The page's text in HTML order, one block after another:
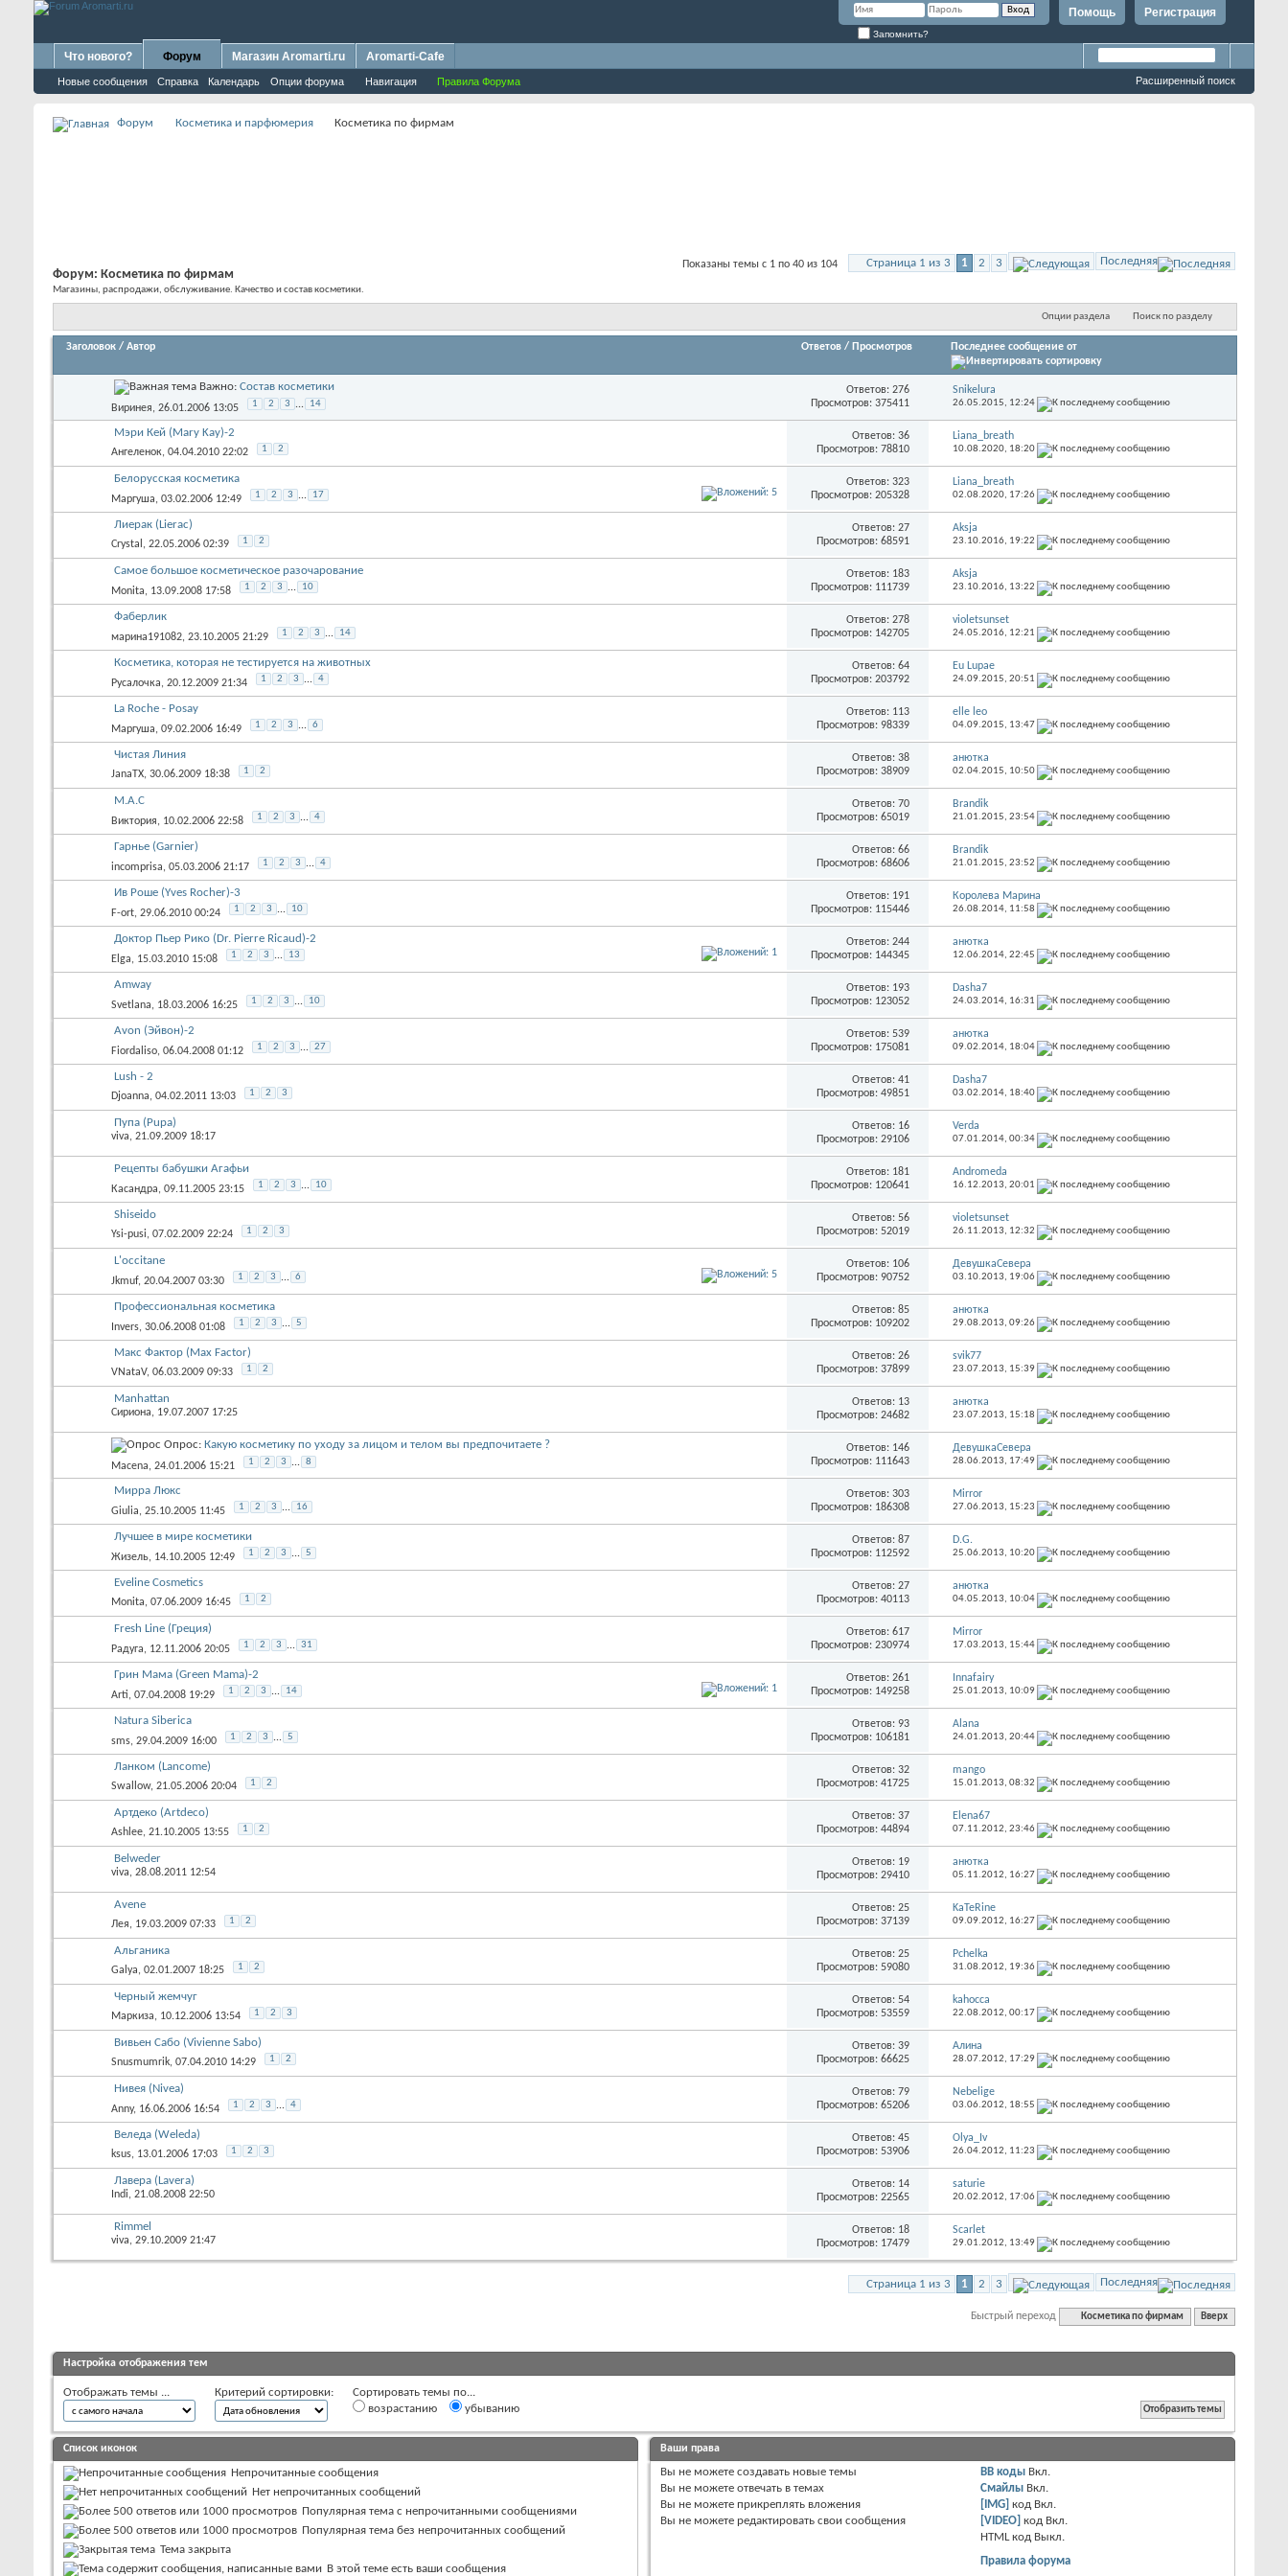
Регистрация
Помощь
Запомнить?
Что нового? Форум
Новые сообщения Справка Календарь Опции форума Навигация Правила Форума
Магазин Aromarti.ru Aromarti-Cafe
Расширенный поиск
Форум Косметика и парфюмерия Косметика по фирмам
Страница 1 из 3 1 2 3 Последняя
Показаны темы с 1 по 40 из 104
Форум: Косметика по фирмам
Магазины, распродажи, обслуживание. Качество и состав косметики.
Опции раздела Поиск по разделу
Заголовок / Автор Ответов / Просмотров Последнее сообщение от
Важно: Состав косметики
Виринея, 26.01.2006 13:05 1 2 3 ... 14
Ответов: 276
Просмотров: 375411
Snikelura
26.05.2015, 12:24
Мэри Кей (Mary Kay)-2
Ангеленок, 04.04.2010 22:02 1 2
Ответов: 36
Просмотров: 78810
Liana_breath
10.08.2020, 18:20
Белорусская косметика
Маргуша, 03.02.2006 12:49 1 2 3 ... 17
Ответов: 323
Просмотров: 205328
Liana_breath
02.08.2020, 17:26
Лиерак (Lierac)
Crystal , 22.05.2006 02:39 1 2
Ответов: 27
Просмотров: 68591
Aksja
23.10.2016, 19:22
Самое большое косметическое разочарование
Monita, 13.09.2008 17:58 1 2 3 ... 10
Ответов: 183
Просмотров: 111739
Aksja
23.10.2016, 13:22
Фаберлик
марина191082, 23.10.2005 21:29 1 2 3 ... 14
Ответов: 278
Просмотров: 142705
violetsunset
24.05.2016, 12:21
Косметика, которая не тестируется на животных
Русалочка, 20.12.2009 21:34 1 2 3 ... 4
Ответов: 64
Просмотров: 203792
Eu Lupae
24.09.2015, 20:51
La Roche - Posay
Маргуша, 09.02.2006 16:49 1 2 3 ... 6
Ответов: 113
Просмотров: 98339
elle leo
04.09.2015, 13:47
Чистая Линия
JanaTX, 30.06.2009 18:38 1 2
Ответов: 38
Просмотров: 38909
анютка
02.04.2015, 10:50
M.A.C
Виктория, 10.02.2006 22:58 1 2 3 ... 4
Ответов: 70
Просмотров: 65019
Brandik
21.01.2015, 23:54
Гарнье (Gаrnier)
incomprisa, 05.03.2006 21:17 1 2 3 ... 4
Ответов: 66
Просмотров: 68606
Brandik
21.01.2015, 23:52
Ив Роше (Yves Rocher)-3
F-ort, 29.06.2010 00:24 1 2 3 ... 10
Ответов: 191
Просмотров: 115446
Королева Марина
26.08.2014, 11:58
Доктор Пьер Рико (Dr. Pierre Ricaud)-2
Elga, 15.03.2010 15:08 1 2 3 ... 13
Ответов: 244
Просмотров: 144345
анютка
12.06.2014, 22:45
Amway
Svetlana, 18.03.2006 16:25 1 2 3 ... 10
Ответов: 193
Просмотров: 123052
Dasha7
24.03.2014, 16:31
Avon (Эйвон)-2
Fiordaliso, 06.04.2008 01:12 1 2 3 ... 27
Ответов: 539
Просмотров: 175081
анютка
09.02.2014, 18:04
Lush - 2
Djoanna, 04.02.2011 13:03 1 2 3
Ответов: 41
Просмотров: 49851
Dasha7
03.02.2014, 18:40
Пупа (Pupa)
viva, 21.09.2009 18:17
Ответов: 16
Просмотров: 29106
Verda
07.01.2014, 00:34
Рецепты бабушки Агафьи
Касандра, 09.11.2005 23:15 1 2 3 ... 10
Ответов: 181
Просмотров: 120641
Andromeda
16.12.2013, 20:01
Shiseido
Ysi-pusi, 07.02.2009 22:24 1 2 3
Ответов: 56
Просмотров: 52019
violetsunset
26.11.2013, 12:32
L'occitane
Jkmuf, 20.04.2007 03:30 1 2 3 ... 6
Ответов: 106
Просмотров: 90752
ДевушкаСевера
03.10.2013, 19:06
Профессиональная косметика
Invers, 30.06.2008 01:08 1 2 3 ... 5
Ответов: 85
Просмотров: 109202
анютка
29.08.2013, 09:26
Макс Фактор (Max Factor)
VNataV, 06.03.2009 09:33 1 2
Ответов: 26
Просмотров: 37899
svik77
23.07.2013, 15:39
Manhattan
Сириона, 19.07.2007 17:25
Ответов: 13
Просмотров: 24682
анютка
23.07.2013, 15:18
Опрос: Какую косметику по уходу за лицом и телом вы предпочитаете ?
Macena, 24.01.2006 15:21 1 2 3 ... 8
Ответов: 146
Просмотров: 111643
ДевушкаСевера
28.06.2013, 17:49
Мирра Люкс
Giulia, 25.10.2005 11:45 1 2 3 ... 16
Ответов: 303
Просмотров: 186308
Mirror
27.06.2013, 15:23
Лучшее в мире косметики
Жизель, 14.10.2005 12:49 1 2 3 ... 5
Ответов: 87
Просмотров: 112592
D.G.
25.06.2013, 10:20
Eveline Cosmetics
Monita, 07.06.2009 16:45 1 2
Ответов: 27
Просмотров: 40113
анютка
04.05.2013, 10:04
Fresh Line (Греция)
Радуга, 12.11.2006 20:05 1 2 3 ... 31
Ответов: 617
Просмотров: 230974
Mirror
17.03.2013, 15:44
Грин Мама (Green Mama)-2
Arti, 07.04.2008 19:29 1 2 3 ... 14
Ответов: 261
Просмотров: 149258
Innafairy
25.01.2013, 10:09
Natura Siberica
sms, 29.04.2009 16:00 1 2 3 ... 5
Ответов: 93
Просмотров: 106181
Alana
24.01.2013, 20:44
Ланком (Lancome)
Swallow, 21.05.2006 20:04 1 2
Ответов: 32
Просмотров: 41725
mango
15.01.2013, 08:32
Артдеко (Artdeco)
Ashlee, 21.10.2005 13:55 1 2
Ответов: 37
Просмотров: 44894
Elena67
07.11.2012, 23:46
Belweder
viva, 28.08.2011 12:54
Ответов: 19
Просмотров: 29410
анютка
05.11.2012, 16:27
Avene
Лея, 19.03.2009 07:33 1 2
Ответов: 25
Просмотров: 37139
KaTeRine
09.09.2012, 16:27
Альганика
Galya, 02.01.2007 18:25 1 2
Ответов: 25
Просмотров: 59080
Pchelka
31.08.2012, 19:36
Черный жемчуг
Маркиза, 10.12.2006 13:54 1 2 3
Ответов: 54
Просмотров: 53559
kahocca
22.08.2012, 00:17
Вивьен Сабо (Vivienne Sabo)
Snusmumrik, 07.04.2010 14:29 1 2
Ответов: 39
Просмотров: 66625
Алина
28.07.2012, 17:29
Нивея (Nivea)
Anny, 16.06.2006 16:54 1 2 3 ... 4
Ответов: 79
Просмотров: 65206
Nebelige
03.06.2012, 18:55
Веледа (Weleda)
ksus, 13.01.2006 17:03 1 2 3
Ответов: 45
Просмотров: 53906
Olya_Iv
26.04.2012, 11:23
Лавера (Lavera)
Indi, 21.08.2008 22:50
Ответов: 14
Просмотров: 22565
saturie
20.02.2012, 17:06
Rimmel
viva, 29.10.2009 21:47
Ответов: 18
Просмотров: 17479
Scarlet
29.01.2012, 13:49
Страница 1 из 3 1 2 3 Последняя
Быстрый переход Косметика по фирмам Вверх
Настройка отображения тем
Отображать темы ... Критерий сортировки:
Сортировать темы по...
возрастанию
убыванию
Список иконок
Непрочитанные сообщения
Нет непрочитанных сообщений
Популярная тема с непрочитанными сообщениями
Популярная тема без непрочитанных сообщений
Тема закрыта
В этой теме есть ваши сообщения
Ваши права
Вы не можете создавать новые темы
Вы не можете отвечать в темах
Вы не можете прикреплять вложения
Вы не можете редактировать свои сообщения
BB коды Вкл.
Смайлы Вкл.
[IMG] код Вкл.
[VIDEO] код Вкл.
HTML код Выкл.
Правила форума